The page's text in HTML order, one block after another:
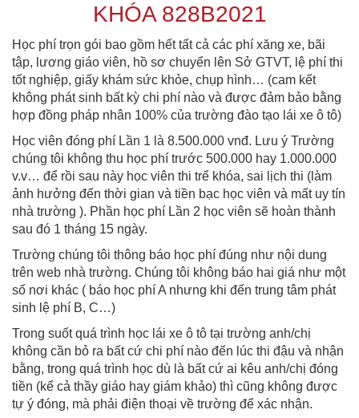
KHÓA 828B2021
Học phí trọn gói bao gồm hết tất cả các phí xăng xe, bãi
tập, lương giáo viên, hồ sơ chuyển lên Sở GTVT, lệ phí thi
tốt nghiệp, giấy khám sức khỏe, chụp hình… (cam kết
không phát sinh bất kỳ chi phí nào và được đảm bảo bằng
hợp đồng pháp nhân 100% của trường đào tạo lái xe ô tô)
Học viên đóng phí Lần 1 là 8.500.000 vnđ. Lưu ý Trường
chúng tôi không thu học phí trước 500.000 hay 1.000.000
v.v… để rồi sau này học viên thi trể khóa, sai lịch thi (làm
ảnh hưởng đến thời gian và tiền bạc học viên và mất uy tín
nhà trường ). Phần học phí Lần 2 học viên sẽ hoàn thành
sau đó 1 tháng 15 ngày.
Trường chúng tôi thông báo học phí đúng như nội dung
trên web nhà trường. Chúng tôi không báo hai giá như một
số nơi khác ( báo học phí A nhưng khi đến trung tâm phát
sinh lệ phí B, C…)
Trong suốt quá trình học lái xe ô tô tại trường anh/chị
không cần bỏ ra bất cứ chi phí nào đến lúc thi đậu và nhận
bằng, trong quá trình học dù là bất cứ ai kêu anh/chị đóng
tiền (kể cả thầy giáo hay giám khảo) thì cũng không được
tự ý đóng, mà phải điện thoại về trường để xác nhận.